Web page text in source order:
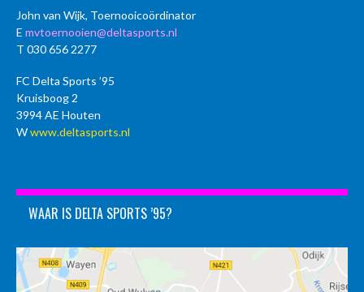
John van Wijk, Toernooicoördinator
E mvtoernooien@deltasports.nl
T 030 656 2277
FC Delta Sports ’95
Kruisboog 2
3994 AE Houten
Wwww.deltasports.nl
WAAR IS DELTA SPORTS ’95?